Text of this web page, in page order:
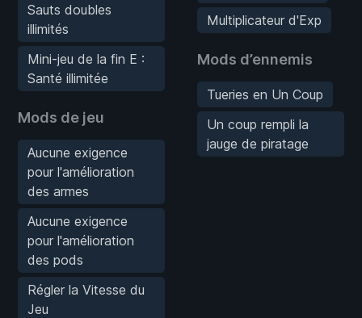
Sauts doubles
illimités
Mini-jeu de la fin E :
Santé illimitée
Mods de jeu
Aucune exigence
pour l'amélioration
des armes
Aucune exigence
pour l'amélioration
des pods
Régler la Vitesse du
Jeu
Multiplicateur d'Exp
Mods d’ennemis
Tueries en Un Coup
Un coup rempli la
jauge de piratage